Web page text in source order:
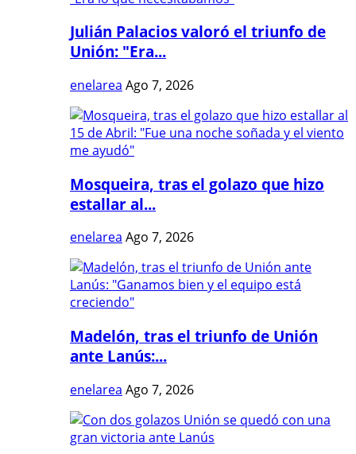
Julián Palacios valoró el triunfo de
Unión: "Era...
enelarea Ago 7, 2026
Mosqueira, tras el golazo que hizo
estallar al...
enelarea Ago 7, 2026
Madelón, tras el triunfo de Unión
ante Lanús:...
enelarea Ago 7, 2026